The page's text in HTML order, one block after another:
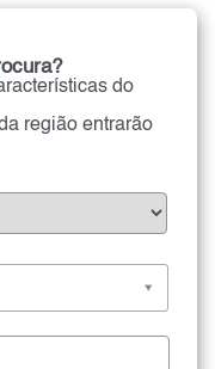
do
região entrarão